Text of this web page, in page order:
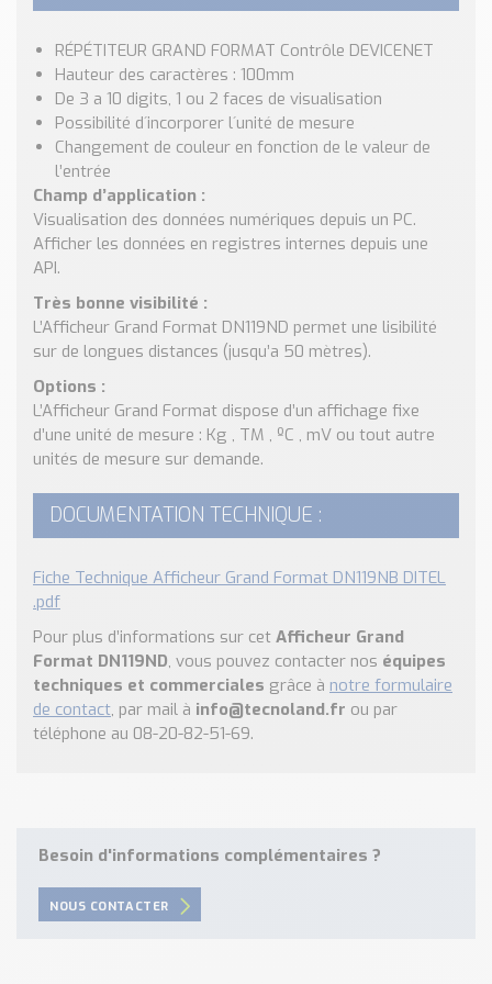
Nos Réalisations
Conseils et Actualités
Catalogue des essentiels pour les brasseries et micro-
brasseries
Contact & Devis
Devis, Tarifs, Renseignements techniques
RÉPÉTITEUR GRAND FORMAT Contrôle DEVICENET
Hauteur des caractères : 100mm
De 3 a 10 digits, 1 ou 2 faces de visualisation
Possibilité d´incorporer l´unité de mesure
Changement de couleur en fonction de le valeur de
l’entrée
Champ d’application :
Visualisation des données numériques depuis un PC.
Afficher les données en registres internes depuis une
API.
Très bonne visibilité :
L’Afficheur Grand Format DN119ND permet une lisibilité
sur de longues distances (jusqu’a 50 mètres).
Options :
L’Afficheur Grand Format dispose d’un affichage fixe
d’une unité de mesure : Kg , TM , ºC , mV ou tout autre
unités de mesure sur demande.
DOCUMENTATION TECHNIQUE :
Fiche Technique Afficheur Grand Format DN119NB DITEL
.pdf
Pour plus d’informations sur cet Afficheur Grand
Format DN119ND, vous pouvez contacter nos équipes
techniques et commerciales grâce à notre formulaire
de contact, par mail à info@tecnoland.fr ou par
téléphone au 08-20-82-51-69.
Besoin d'informations complémentaires ?
NOUS CONTACTER